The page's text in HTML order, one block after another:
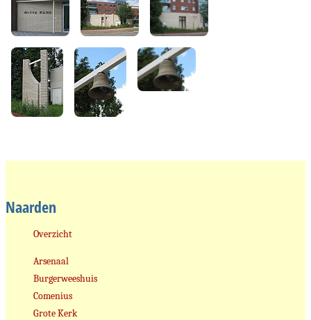
Naarden
Overzicht
Arsenaal
Burgerweeshuis
Comenius
Grote Kerk